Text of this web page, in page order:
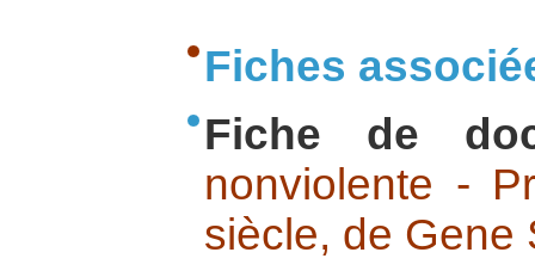
Fiches
Fiche de
nonviolente -
siècle, de Gene